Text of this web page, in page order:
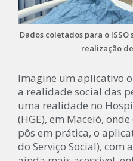
Dados coletados para o
realização
Imagine um aplicativo
a realidade social das
uma realidade no
(HGE), em Maceió,
pôs em prática, o
do Serviço Social),